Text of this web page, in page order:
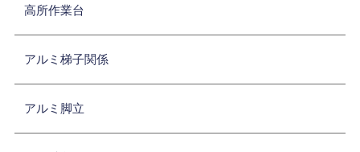
高所作業台
アルミ梯子関係
アルミ脚立